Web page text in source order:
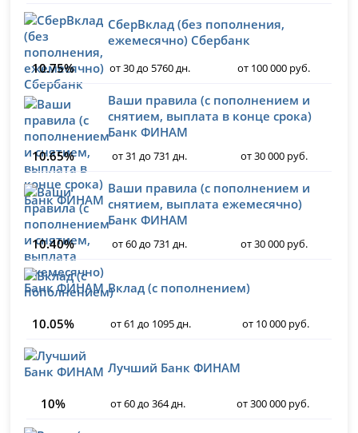
СберВклад (без пополнения,
ежемесячно) Сбербанк
10.75%
от 30 до 5760 дн. от 100 000 руб.
Ваши правила (с пополнением и
снятием, выплата в конце срока)
Банк ФИНАМ
10.65%
от 31 до 731 дн. от 30 000 руб.
Ваши правила (с пополнением и
снятием, выплата ежемесячно)
Банк ФИНАМ
10.40%
от 60 до 731 дн. от 30 000 руб.
Вклад (с пополнением)
10.05% от 61 до 1095 дн. от 10 000 руб.
Лучший Банк ФИНАМ
10% от 60 до 364 дн. от 300 000 руб.